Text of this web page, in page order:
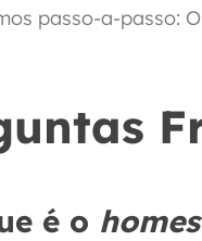
passo-a-passo:
é o